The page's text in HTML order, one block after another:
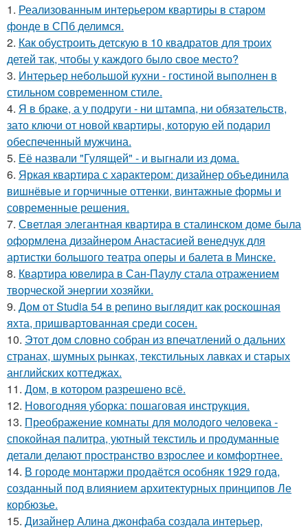
1. Реализованным интерьером квартиры в старом
фонде в СПб делимся.
2. Как обустроить детскую в 10 квадратов для троих
детей так, чтобы у каждого было свое место?
3. Интерьер небольшой кухни - гостиной выполнен в
стильном современном стиле.
4. Я в браке, а у подруги - ни штампа, ни обязательств,
зато ключи от новой квартиры, которую ей подарил
обеспеченный мужчина.
5. Её назвали "Гулящей" - и выгнали из дома.
6. Яркая квартира с характером: дизайнер объединила
вишнёвые и горчичные оттенки, винтажные формы и
современные решения.
7. Светлая элегантная квартира в сталинском доме была
оформлена дизайнером Анастасией венедчук для
артистки большого театра оперы и балета в Минске.
8. Квартира ювелира в Сан-Паулу стала отражением
творческой энергии хозяйки.
9. Дом от Studia 54 в репино выглядит как роскошная
яхта, пришвартованная среди сосен.
10. Этот дом словно собран из впечатлений о дальних
странах, шумных рынках, текстильных лавках и старых
английских коттеджах.
11. Дом, в котором разрешено всё.
12. Новогодняя уборка: пошаговая инструкция.
13. Преображение комнаты для молодого человека -
спокойная палитра, уютный текстиль и продуманные
детали делают пространство взрослее и комфортнее.
14. В городе монтаржи продаётся особняк 1929 года,
созданный под влиянием архитектурных принципов Ле
корбюзье.
15. Дизайнер Алина джонфаба создала интерьер,